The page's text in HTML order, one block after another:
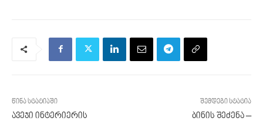
წინა სტატიაში
ავეჯი ინტერიერის
შემდეგი სტატია
ბინის შეძენა –